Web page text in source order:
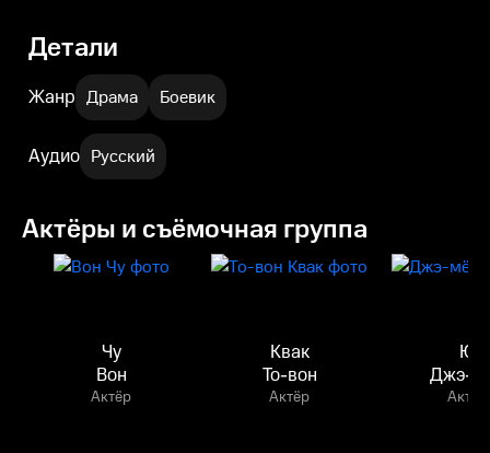
Детали
Жанр Драма Боевик
Аудио Русский
Актёры и съёмочная группа
Чу
Вон
Актёр
Квак
То-вон
Актёр
Ю
Джэ-
Актёр